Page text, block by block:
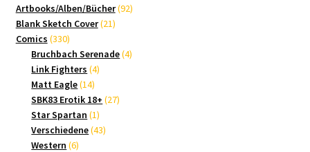
Produkte
Artbooks/Alben/Bücher 9292
Blank Sketch Cover 2121
Comics 330330
Produkte
Bruchbach Serenade 44
Link Fighters 44
Matt Eagle 1414
Produkte
SBK83 Erotik 18+ 2727
Star Spartan 11
Produkt
Verschiedene 4343
Western 66